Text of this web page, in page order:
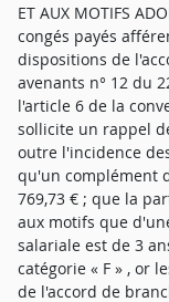
ET AUX MOTIFS
congés payés
dispositions de
avenants n° 12 du
l'article 6 de la
sollicite un rappel
outre l'incidence
qu'un complément
769,73 € ; que la
aux motifs que
salariale est de 3
catégorie « F » , or
de l'accord de